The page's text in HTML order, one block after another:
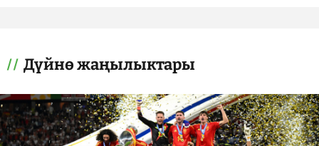
Дүйнө жаңылыктары